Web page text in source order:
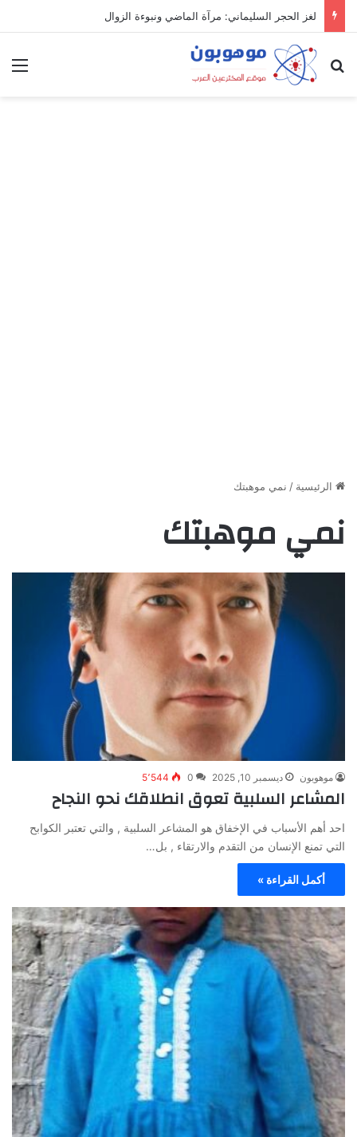
لغز الحجر السليماني: مرآة الماضي ونبوءة الزوال
بحث عن
الرئيسية / نمي موهبتك
نمي موهبتك
موهوبون ديسمبر 10, 2025 0 5٬544
المشاعر السلبية تعوق انطلاقك نحو النجاح
احد أهم الأسباب في الإخفاق هو المشاعر السلبية , والتي تعتبر الكوابح
التي تمنع الإنسان من التقدم والارتقاء , بل…
أكمل القراءة »